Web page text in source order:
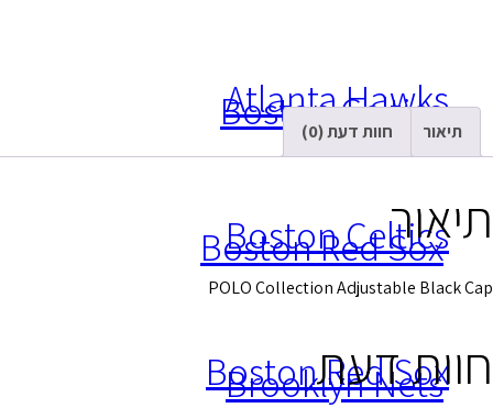
Boston Celtics
Boston Red Sox
Brooklyn Nets
Atlanta Hawks
Boston Celtics
Boston Red Sox
תיאור חוות דעת (0)
תיאור
POLO Collection Adjustable Black Cap
חוות דעת